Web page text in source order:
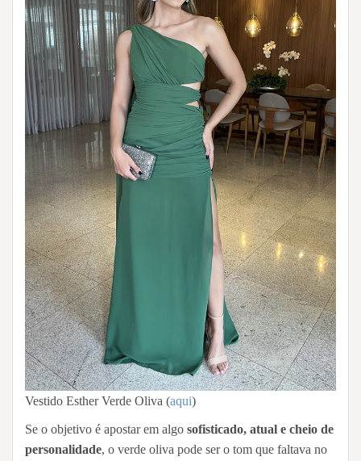
Vestido Esther Verde Oliva (aqui)
Se o objetivo é apostar em algo sofisticado, atual e cheio de
personalidade, o verde oliva pode ser o tom que faltava no